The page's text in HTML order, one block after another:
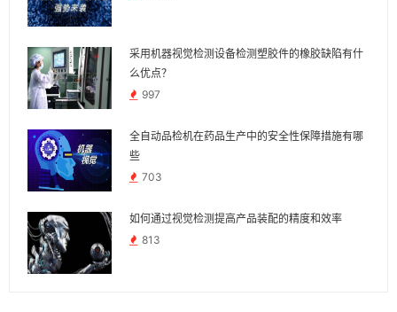
采用机器视觉检测设备检测塑胶件的橡胶缺陷有什
么优点？
997
全自动品检机在药品生产中的安全性保障措施有哪
些
703
如何通过视觉检测提高产品装配的精度和效率
813